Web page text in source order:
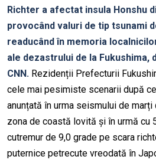
Richter a afectat insula Honshu
provocând valuri de tip tsunami
readucând în memoria
ale dezastrului de la Fukushima,
CNN. Rezidenții Prefecturii
cele mai pesimiste scenarii după
anunțată în urma seismului de
zona de coastă lovită și în urmă cu
cutremur de 9,0 grade pe scara
puternice petrecute vreodată în